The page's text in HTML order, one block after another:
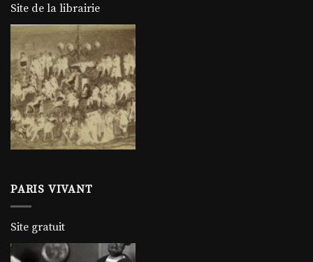
Site de la librairie
PARIS VIVANT
Site gratuit